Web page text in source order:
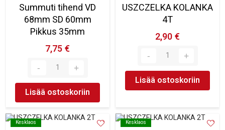
Summuti tihend VD
68mm SD 60mm
Pikkus 35mm
7,75 €
Lisää ostoskoriin
USZCZELKA KOLANKA
4T
2,90 €
Lisää ostoskoriin
Kesklaos
Kesklaos Kesklaos
Kesklaos